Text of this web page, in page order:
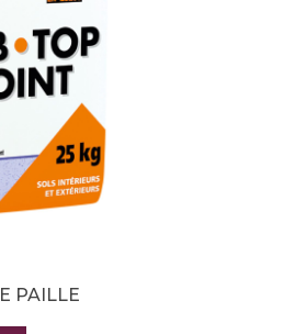
PAILLE